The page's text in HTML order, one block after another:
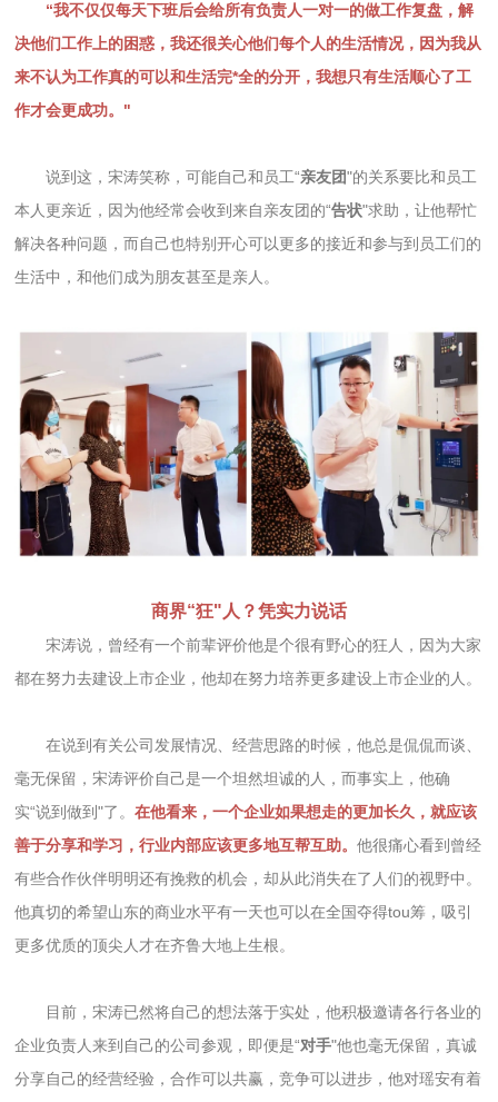
“我不仅仅每天下班后会给所有负责人一对一的做工作复盘，解
决他们工作上的困惑，我还很关心他们每个人的生活情况，因为我从
来不认为工作真的可以和生活完*全的分开，我想只有生活顺心了工
作才会更成功。"
说到这，宋涛笑称，可能自己和员工“亲友团"的关系要比和员工
本人更亲近，因为他经常会收到来自亲友团的“告状"求助，让他帮忙
解决各种问题，而自己也特别开心可以更多的接近和参与到员工们的
生活中，和他们成为朋友甚至是亲人。
商界“狂"人？凭实力说话
宋涛说，曾经有一个前辈评价他是个很有野心的狂人，因为大家
都在努力去建设上市企业，他却在努力培养更多建设上市企业的人。
在说到有关公司发展情况、经营思路的时候，他总是侃侃而谈、
毫无保留，宋涛评价自己是一个坦然坦诚的人，而事实上，他确
实“说到做到"了。在他看来，一个企业如果想走的更加长久，就应该
善于分享和学习，行业内部应该更多地互帮互助。他很痛心看到曾经
有些合作伙伴明明还有挽救的机会，却从此消失在了人们的视野中。
他真切的希望山东的商业水平有一天也可以在全国夺得tou筹，吸引
更多优质的顶尖人才在齐鲁大地上生根。
目前，宋涛已然将自己的想法落于实处，他积极邀请各行各业的
企业负责人来到自己的公司参观，即便是“对手"他也毫无保留，真诚
分享自己的经营经验，合作可以共赢，竞争可以进步，他对瑶安有着